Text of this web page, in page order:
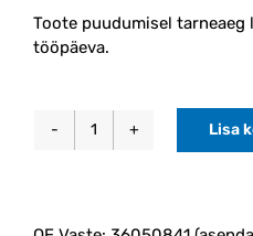
Toote puudumisel
tööpäeva.
Konditsioneeri
Lisa